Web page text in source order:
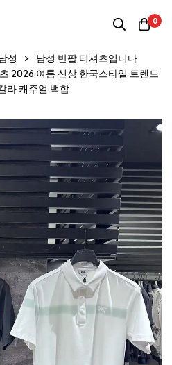
0
성
남성 반팔 티셔츠입니다
2026 여름 신상 한국스타일 트렌드
라 캐주얼 백합